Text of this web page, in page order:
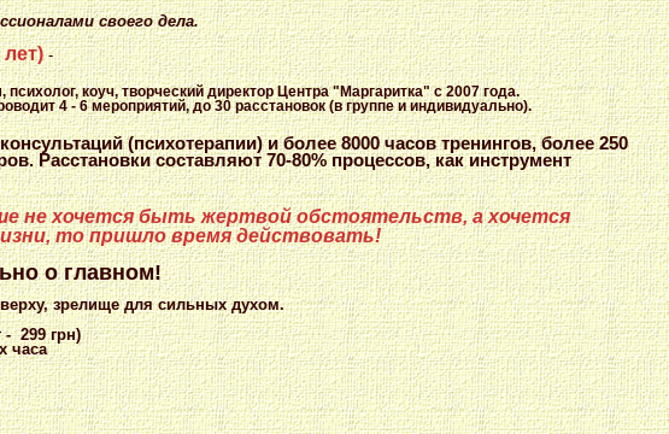
своего дела.
-
коуч, творческий директор Центра "Маргаритка" с 2007 года.
4 - 6 мероприятий, до 30 расстановок (в группе и индивидуально).
(психотерапии) и более 8000 часов тренингов, более 250
Расстановки составляют 70-80% процессов, как инструмент
не хочется быть жертвой обстоятельств, а хочется
то пришло время действовать!
о главном!
зрелище для сильных духом.
- 299 грн)
часа